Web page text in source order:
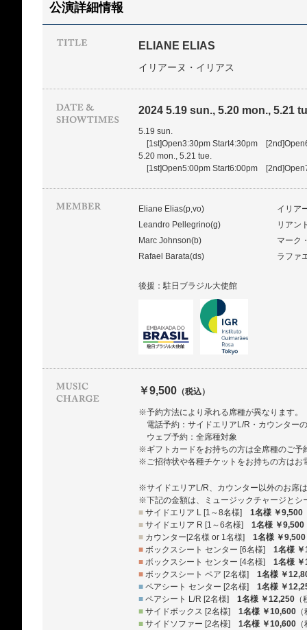
公演詳細情報
ELIANE ELIAS
イリアーヌ・イリアス
2024 5.19 sun., 5.20 mon., 5.21
5.19 sun.
[1st]Open3:30pm Start4:30pm
5.20 mon., 5.21 tue.
[1st]Open5:00pm Start6:00pm
Eliane Elias(p,vo)
イリア
Leandro Pellegrino(g)
リアン
Marc Johnson(b)
マーク
Rafael Barata(ds)
ラファ
後援：駐日ブラジル大使館
￥9,500 （税込）
※予約方法により承れる席種が異なります。
電話予約：サイドエリアL/R・カウンター
ウェブ予約：全席種対象
※ギフトカードをお持ちの方は全席種のご予
※ご招待状や各種チケットをお持ちの方はお
※サイドエリアL/R、カウンター以外のお席
※下記の金額は、ミュージックチャージとシ
■ サイドエリア L [1～8名様] 1名様 ￥9,500
■ サイドエリア R [1～6名様] 1名様 ￥9,500
■ カウンター[2名様 or 1名様] 1名様 ￥9,500
■ ボックスシート センター [6名様] 1名様
■ ボックスシート センター [4名様] 1名様
■ ボックスシート ペア [2名様] 1名様 ￥
■ ペアシート センター [2名様] 1名様 ￥
■ ペアシート L/R [2名様] 1名様 ￥12,250
■ サイドボックス [2名様] 1名様 ￥10,600
■ サイドソファー [2名様] 1名様 ￥10,600